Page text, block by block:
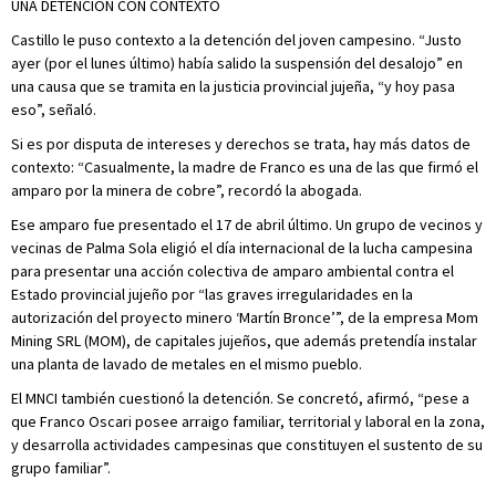
UNA DETENCION CON CONTEXTO
Castillo le puso contexto a la detención del joven campesino. “Justo
ayer (por el lunes último) había salido la suspensión del desalojo” en
una causa que se tramita en la justicia provincial jujeña, “y hoy pasa
eso”, señaló.
Si es por disputa de intereses y derechos se trata, hay más datos de
contexto: “Casualmente, la madre de Franco es una de las que firmó el
amparo por la minera de cobre”, recordó la abogada.
Ese amparo fue presentado el 17 de abril último. Un grupo de vecinos y
vecinas de Palma Sola eligió el día internacional de la lucha campesina
para presentar una acción colectiva de amparo ambiental contra el
Estado provincial jujeño por “las graves irregularidades en la
autorización del proyecto minero ‘Martín Bronce’”, de la empresa Mom
Mining SRL (MOM), de capitales jujeños, que además pretendía instalar
una planta de lavado de metales en el mismo pueblo.
El MNCI también cuestionó la detención. Se concretó, afirmó, “pese a
que Franco Oscari posee arraigo familiar, territorial y laboral en la zona,
y desarrolla actividades campesinas que constituyen el sustento de su
grupo familiar”.